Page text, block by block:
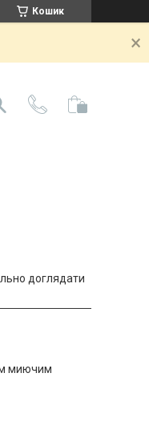
Кошик
доглядати
миючим